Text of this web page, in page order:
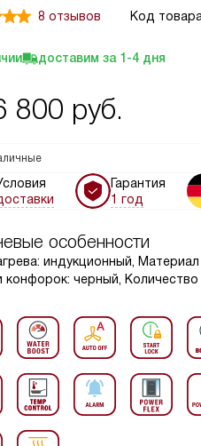
8 отзывов Код
доставим за 1-4 дня
800 руб.
Гарантия
1 год
особенности
индукционный,
конфорок: черный,